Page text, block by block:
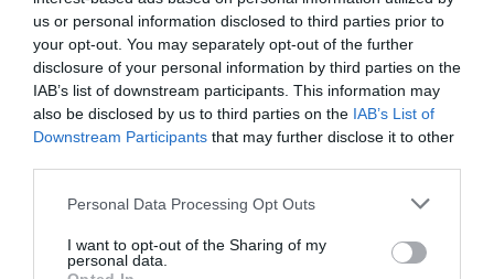
us or personal information disclosed to third parties prior to
your opt-out. You may separately opt-out of the further
disclosure of your personal information by third parties on the
IAB’s list of downstream participants. This information may
also be disclosed by us to third parties on the IAB’s List of
Downstream Participants that may further disclose it to other
Please note that this website/app uses one or more Google
not limited to your visit or usage behaviour. You may click to
grant or deny consent to Google and its third-party tags to
Personal Data Processing Opt Outs
I want to opt-out of the Sharing of my
personal data.